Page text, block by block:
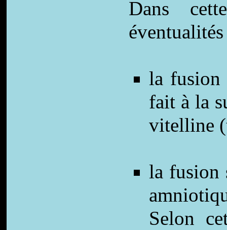
Dans
la fusion
fait à la
vitelline
la fusion
Selon